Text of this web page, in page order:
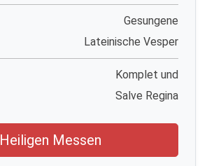
Gesungene
Lateinische Vesper
Komplet und
Salve Regina
Heiligen Messen